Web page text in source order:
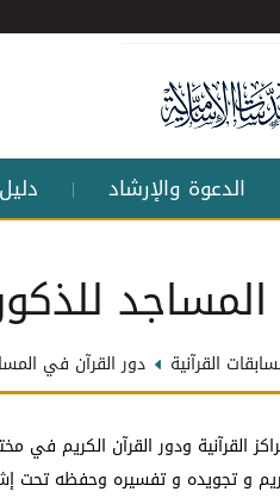
الدعوة والإرشاد |
القرآنية دور القرآن في
القرآنية ودور القرآن الكريم
و تجويده و تفسيره وحفظه